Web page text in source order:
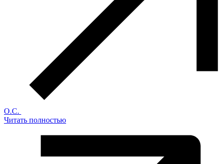
О.С.
Читать полностью